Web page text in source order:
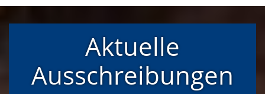
Aktuelle
Ausschreibungen